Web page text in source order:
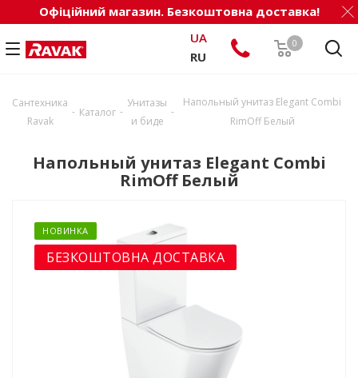
Офіційний магазин. Безкоштовна доставка!
0
UA
RU
Сантехника
Ravak
- Каталог -
Унитазы
и биде
-
Напольный унитаз Elegant Combi
RimOff Белый
Напольный унитаз Elegant Combi
RimOff Белый
НОВИНКА
БЕЗКОШТОВНА ДОСТАВКА